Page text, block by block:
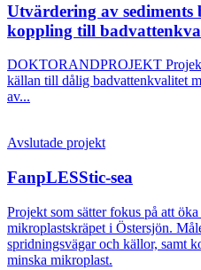
Utvärdering av
koppling till
DOKTORANDPROJEKT
källan till dålig badvattenkvalitet
av...
Avslutade projekt
FanpLESStic-sea
Projekt som sätter fokus på att
mikroplastskräpet i Östersjön.
spridningsvägar och källor, samt
minska mikroplast.